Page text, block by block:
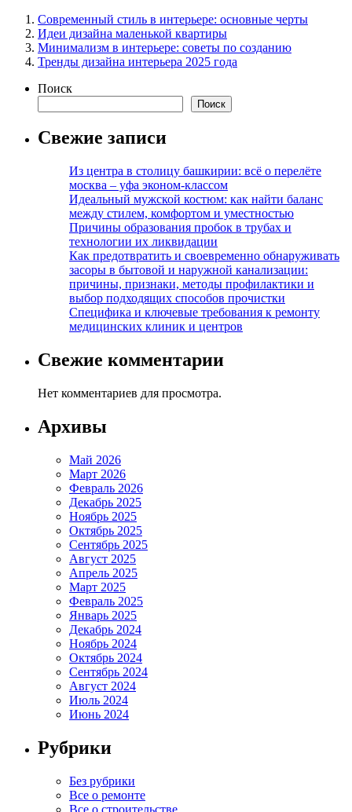
Современный стиль в интерьере: основные черты
Идеи дизайна маленькой квартиры
Минимализм в интерьере: советы по созданию
Тренды дизайна интерьера 2025 года
Поиск
Поиск
Свежие записи
Из центра в столицу башкирии: всё о перелёте
москва – уфа эконом-классом
Идеальный мужской костюм: как найти баланс
между стилем, комфортом и уместностью
Причины образования пробок в трубах и
технологии их ликвидации
Как предотвратить и своевременно обнаруживать
засоры в бытовой и наружной канализации:
причины, признаки, методы профилактики и
выбор подходящих способов прочистки
Специфика и ключевые требования к ремонту
медицинских клиник и центров
Свежие комментарии
Нет комментариев для просмотра.
Архивы
Май 2026
Март 2026
Февраль 2026
Декабрь 2025
Ноябрь 2025
Октябрь 2025
Сентябрь 2025
Август 2025
Апрель 2025
Март 2025
Февраль 2025
Январь 2025
Декабрь 2024
Ноябрь 2024
Октябрь 2024
Сентябрь 2024
Август 2024
Июль 2024
Июнь 2024
Рубрики
Без рубрики
Все о ремонте
Все о строительстве